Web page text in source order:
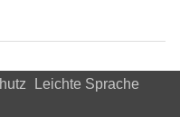
Leichte Sprache